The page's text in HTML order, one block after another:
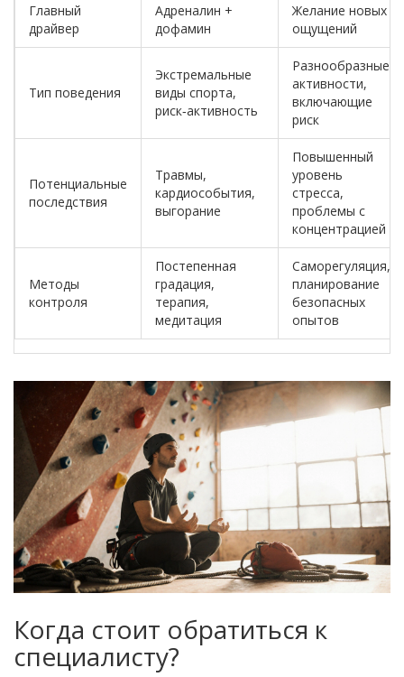
Главный
драйвер
Адреналин +
дофамин
Желание новых
ощущений
Тип поведения
Экстремальные
виды спорта,
риск‑активность
Разнообразные
активности,
включающие
риск
Потенциальные
последствия
Травмы,
кардиособытия,
выгорание
Повышенный
уровень
стресса,
проблемы с
концентрацией
Методы
контроля
Постепенная
градация,
терапия,
медитация
Саморегуляция,
планирование
безопасных
опытов
Когда стоит обратиться к
специалисту?